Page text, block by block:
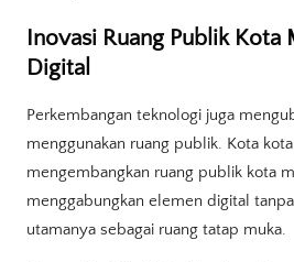
Inovasi Ruang Publik Kota
Digital
Perkembangan teknologi juga
menggunakan ruang publik. Kota
mengembangkan ruang publik kota
menggabungkan elemen digital
utamanya sebagai ruang tatap muka.